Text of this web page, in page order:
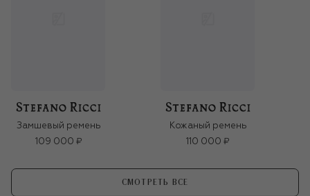
Замшевый ремень
109 000 ₽
Кожаный ремень
110 000 ₽
СМОТРЕТЬ ВСЕ